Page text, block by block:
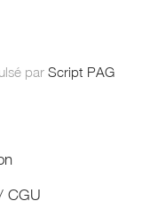
par Script PAG
CGU